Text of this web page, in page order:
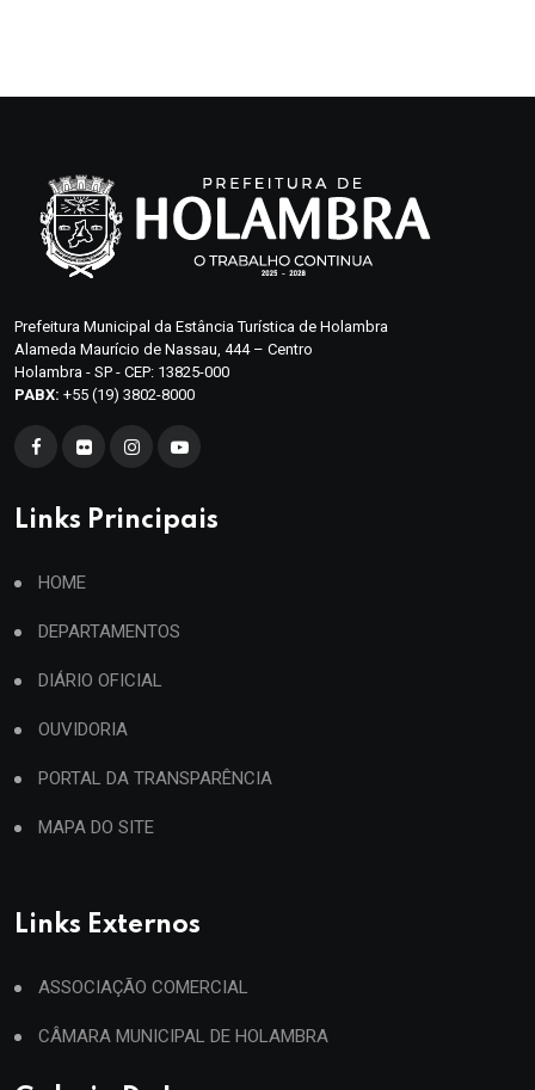
Prefeitura Municipal da Estância Turística de Holambra
Alameda Maurício de Nassau, 444 – Centro
Holambra - SP - CEP: 13825-000
PABX: +55 (19) 3802-8000
Links Principais
HOME
DEPARTAMENTOS
DIÁRIO OFICIAL
OUVIDORIA
PORTAL DA TRANSPARÊNCIA
MAPA DO SITE
Links Externos
ASSOCIAÇÃO COMERCIAL
CÂMARA MUNICIPAL DE HOLAMBRA